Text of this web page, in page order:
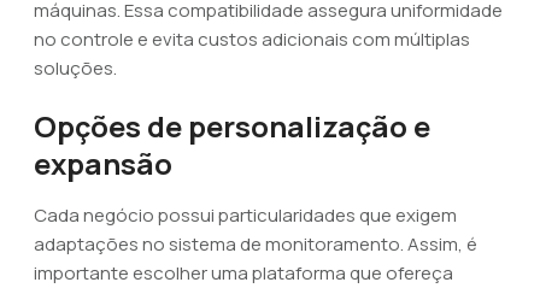
máquinas. Essa compatibilidade assegura uniformidade
no controle e evita custos adicionais com múltiplas
soluções.
Opções de personalização e
expansão
Cada negócio possui particularidades que exigem
adaptações no sistema de monitoramento. Assim, é
importante escolher uma plataforma que ofereça